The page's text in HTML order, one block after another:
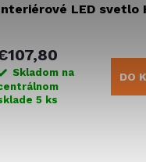
LED svetlo
Skladom na
5 ks
DO